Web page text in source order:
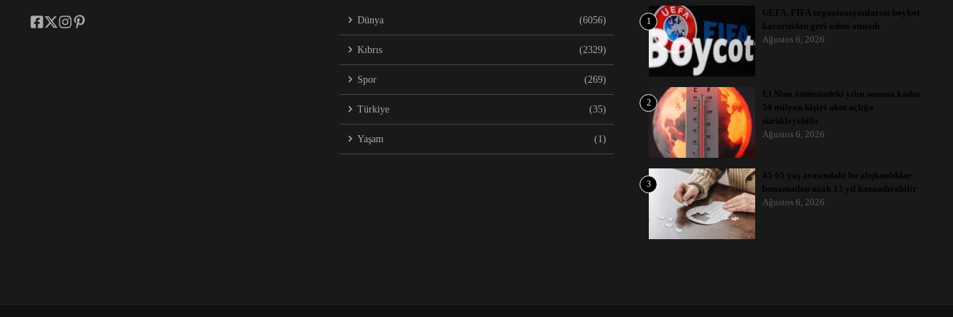
Dünya (6056)
Kıbrıs (2329)
Spor (269)
Türkiye (35)
Yaşam (1)
1
UEFA, FIFA organizasyonlarını boykot
kararından geri adım atmadı
Ağustos 6, 2026
2
El Nino önümüzdeki yılın sonuna kadar
50 milyon kişiyi akut açlığa
sürükleyebilir
Ağustos 6, 2026
3
45-65 yaş arasındaki bu alışkanlıklar
bunamadan uzak 13 yıl kazandırabilir
Ağustos 6, 2026